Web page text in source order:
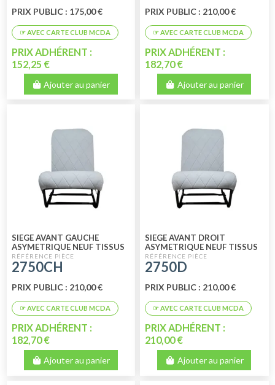
PRIX PUBLIC : 175,00 €
PRIX ADHÉRENT :
152,25 €
Ajouter au panier
PRIX PUBLIC : 210,00 €
PRIX ADHÉRENT :
182,70 €
Ajouter au panier
SIEGE AVANT GAUCHE
ASYMETRIQUE NEUF TISSUS
CHARLESTON
2750CH
PRIX PUBLIC : 210,00 €
PRIX ADHÉRENT :
182,70 €
Ajouter au panier
SIEGE AVANT DROIT
ASYMETRIQUE NEUF TISSUS
CHARLESTON
2750D
PRIX PUBLIC : 210,00 €
PRIX ADHÉRENT :
210,00 €
Ajouter au panier